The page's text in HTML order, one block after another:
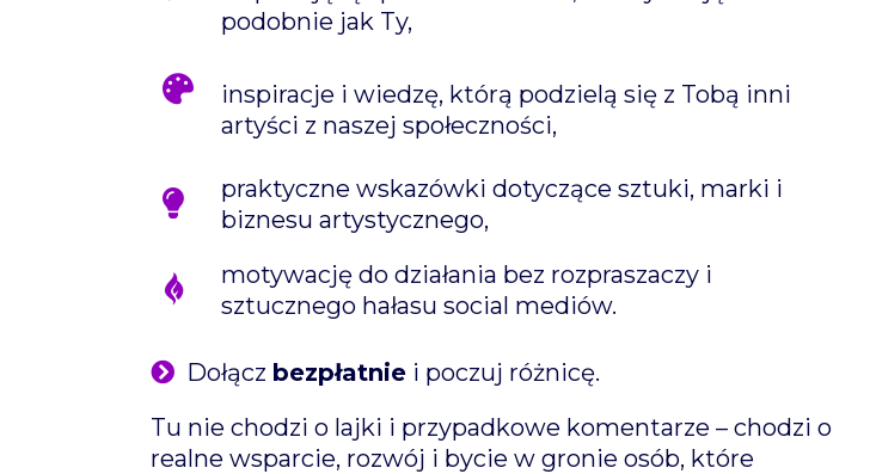
podobnie jak Ty,
inspiracje i wiedzę, którą podzielą się z Tobą inni
artyści z naszej społeczności,
praktyczne wskazówki dotyczące sztuki, marki i
biznesu artystycznego,
motywację do działania bez rozpraszaczy i
sztucznego hałasu social mediów.
Dołącz bezpłatnie i poczuj różnicę.
Tu nie chodzi o lajki i przypadkowe komentarze – chodzi o
realne wsparcie, rozwój i bycie w gronie osób, które